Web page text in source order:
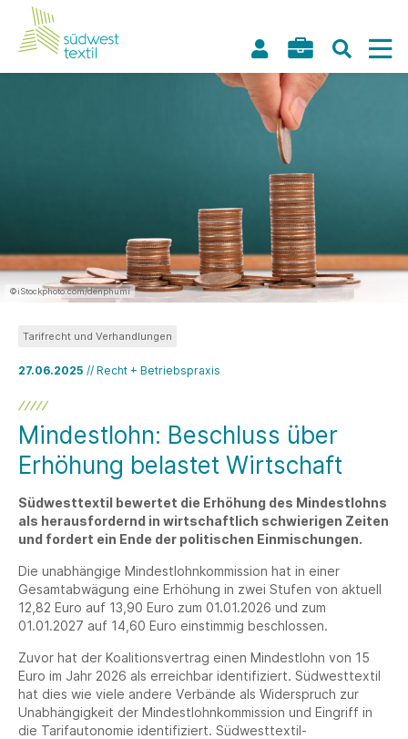
©iStockphoto.com/denphumi
27.06.2025 // Recht + Betriebspraxis
Tarifrecht und Verhandlungen
Mindestlohn: Beschluss über
Erhöhung belastet Wirtschaft
Südwesttextil bewertet die Erhöhung des Mindestlohns
als herausfordernd in wirtschaftlich schwierigen Zeiten
und fordert ein Ende der politischen Einmischungen.
Die unabhängige Mindestlohnkommission hat in einer
Gesamtabwägung eine Erhöhung in zwei Stufen von aktuell
12,82 Euro auf 13,90 Euro zum 01.01.2026 und zum
01.01.2027 auf 14,60 Euro einstimmig beschlossen.
Zuvor hat der Koalitionsvertrag einen Mindestlohn von 15
Euro im Jahr 2026 als erreichbar identifiziert. Südwesttextil
hat dies wie viele andere Verbände als Widerspruch zur
Unabhängigkeit der Mindestlohnkommission und Eingriff in
die Tarifautonomie identifiziert. Südwesttextil-